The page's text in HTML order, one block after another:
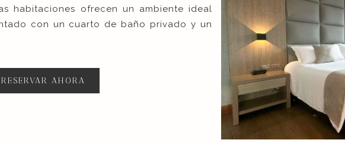
habitaciones ofrecen un ambiente ideal
con un cuarto de baño privado y un
RESERVAR AHORA